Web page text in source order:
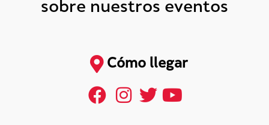
sobre nuestros eventos
Cómo llegar